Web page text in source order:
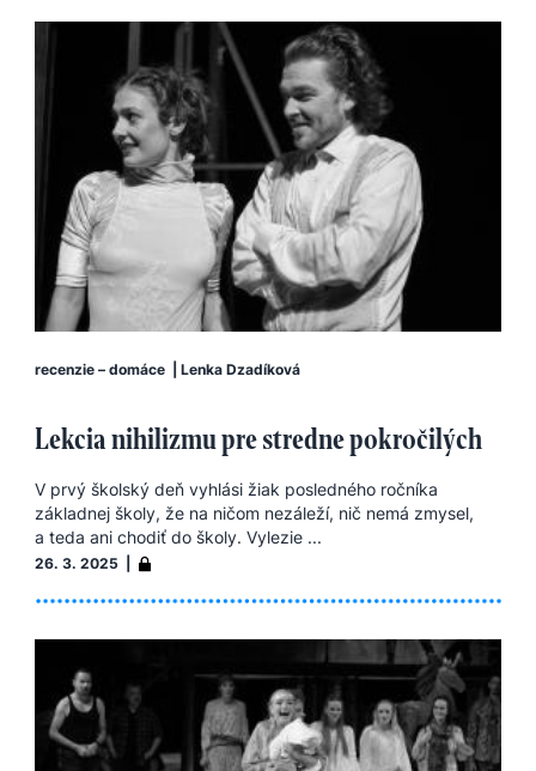
recenzie – domáce Lenka Dzadíková
Lekcia nihilizmu pre stredne pokročilých
V prvý školský deň vyhlási žiak posledného ročníka
základnej školy, že na ničom nezáleží, nič nemá zmysel,
a teda ani chodiť do školy. Vylezie ...
26. 3. 2025 |